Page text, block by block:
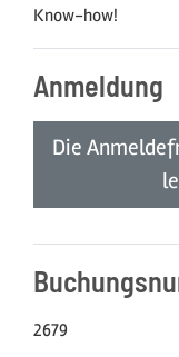
Know-how!
Anmeldung
Die
2679